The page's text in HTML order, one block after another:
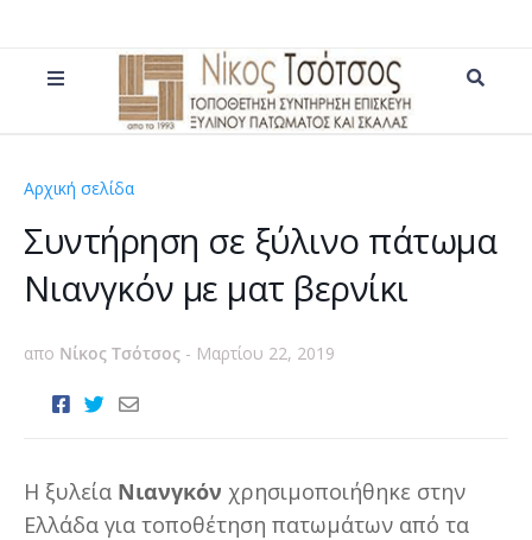
Αρχική σελίδα
Συντήρηση σε ξύλινο πάτωμα
Νιανγκόν με ματ βερνίκι
απο Νίκος Τσότσος - Μαρτίου 22, 2019
Η ξυλεία Νιανγκόν χρησιμοποιήθηκε στην
Ελλάδα για τοποθέτηση πατωμάτων από τα